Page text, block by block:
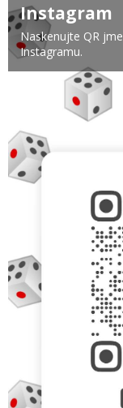
Instagram
Naskenujte QR
Instagramu.